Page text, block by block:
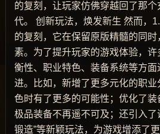
的复刻，让玩家仿佛穿越回了那
代。 创新玩法，焕发新生 然而，
的复刻，它在保留原版精髓的同
素。为了提升玩家的游戏体验，
衡性、职业特色、装备系统等方
进。比如，新增了更多元化的职
色时有了更多的可能性；优化了
极品装备不再遥不可及；还引入了
锻造”等新颖玩法，为游戏增添了